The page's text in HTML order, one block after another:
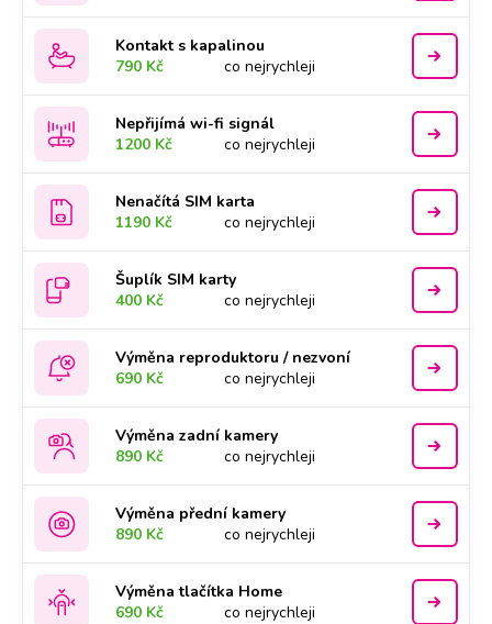
Kontakt s kapalinou
790 Kč
co nejrychleji
Nepřijímá wi-fi signál
1200 Kč
co nejrychleji
Nenačítá SIM karta
1190 Kč
co nejrychleji
Šuplík SIM karty
400 Kč
co nejrychleji
Výměna reproduktoru / nezvoní
690 Kč
co nejrychleji
Výměna zadní kamery
890 Kč
co nejrychleji
Výměna přední kamery
890 Kč
co nejrychleji
Výměna tlačítka Home
690 Kč
co nejrychleji